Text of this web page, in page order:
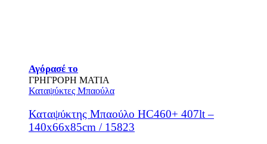
Αγόρασέ το
ΓΡΗΓΡΟΡΗ ΜΑΤΙΑ
Καταψύκτες Μπαούλα
Καταψύκτης Μπαούλο HC460+ 407lt –
140x66x85cm / 15823